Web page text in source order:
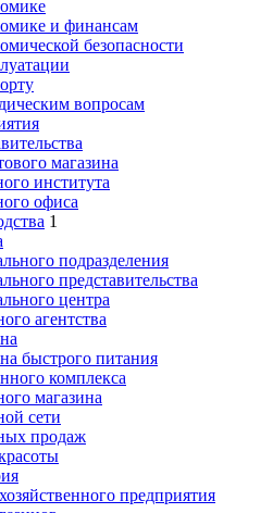
и финансам
безопасности
вопросам
магазина
института
офиса
1
подразделения
представительства
центра
агентства
быстрого питания
комплекса
магазина
сети
продаж
предприятия